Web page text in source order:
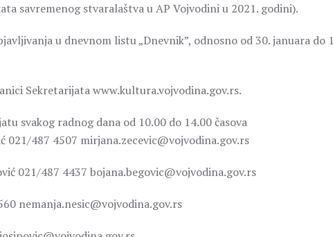
savremenog stvaralaštva u AP Vojvodini u 2021. godini).
u dnevnom listu „Dnevnik”, odnosno od 30. januara do
Sekretarijata www.kultura.vojvodina.gov.rs.
svakog radnog dana od 10.00 do 14.00 časova
487 4507 mirjana.zecevic@vojvodina.gov.rs
021/487 4437 bojana.begovic@vojvodina.gov.rs
nemanja.nesic@vojvodina.gov.rs